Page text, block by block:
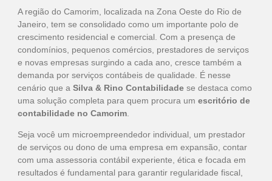
A região do Camorim, localizada na Zona Oeste do Rio de
Janeiro, tem se consolidado como um importante polo de
crescimento residencial e comercial. Com a presença de
condomínios, pequenos comércios, prestadores de serviços
e novas empresas surgindo a cada ano, cresce também a
demanda por serviços contábeis de qualidade. É nesse
cenário que a Silva & Rino Contabilidadese destaca como
uma solução completa para quem procura um escritório de
contabilidade no Camorim.
Seja você um microempreendedor individual, um prestador
de serviços ou dono de uma empresa em expansão, contar
com uma assessoria contábil experiente, ética e focada em
resultados é fundamental para garantir regularidade fiscal,